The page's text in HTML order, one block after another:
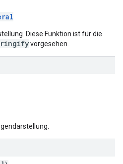
Diese Funktion ist für die
vorgesehen.